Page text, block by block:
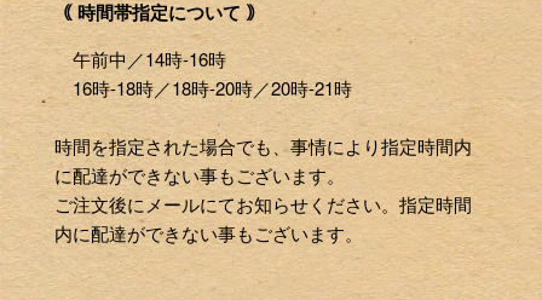
｟ 時間帯指定について ｠
午前中／14時-16時
16時-18時／18時-20時／20時-21時
時間を指定された場合でも、事情により指定時間内
に配達ができない事もございます。
ご注文後にメールにてお知らせください。指定時間
内に配達ができない事もございます。